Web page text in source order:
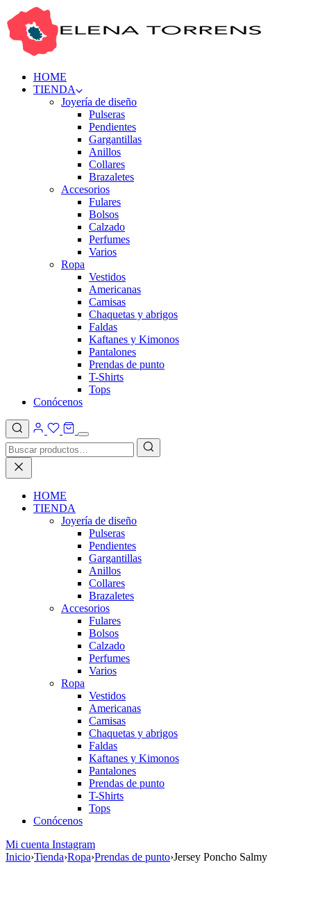
HOME
TIENDA
Joyería de diseño
Pulseras
Pendientes
Gargantillas
Anillos
Collares
Brazaletes
Accesorios
Fulares
Bolsos
Calzado
Perfumes
Varios
Ropa
Vestidos
Americanas
Camisas
Chaquetas y abrigos
Faldas
Kaftanes y Kimonos
Pantalones
Prendas de punto
T-Shirts
Tops
Conócenos
HOME
TIENDA
Joyería de diseño
Pulseras
Pendientes
Gargantillas
Anillos
Collares
Brazaletes
Accesorios
Fulares
Bolsos
Calzado
Perfumes
Varios
Ropa
Vestidos
Americanas
Camisas
Chaquetas y abrigos
Faldas
Kaftanes y Kimonos
Pantalones
Prendas de punto
T-Shirts
Tops
Conócenos
Mi cuenta Instagram
Inicio›Tienda›Ropa›Prendas de punto›Jersey Poncho Salmy